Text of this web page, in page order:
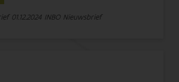
01.12.2024 INBO Nieuwsbrief